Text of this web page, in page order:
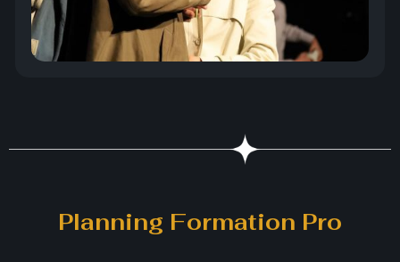
Planning Formation Pro